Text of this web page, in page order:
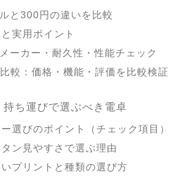
と300円の違いを比較
実用ポイント
ーカー・耐久性・性能チェック
較：価格・機能・評価を比較検証
ち運びで選ぶべき電卓
選びのポイント（チェック項目）
ン見やすさで選ぶ理由
プリントと種類の選び方